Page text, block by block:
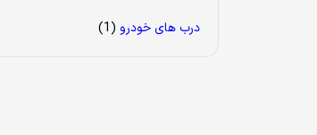
درب های خودرو (1)